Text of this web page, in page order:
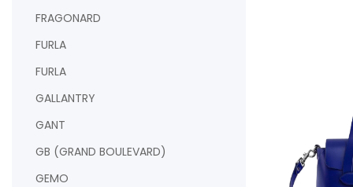
FRAGONARD
FURLA
FURLA
GALLANTRY
GANT
GB (GRAND BOULEVARD)
GEMO